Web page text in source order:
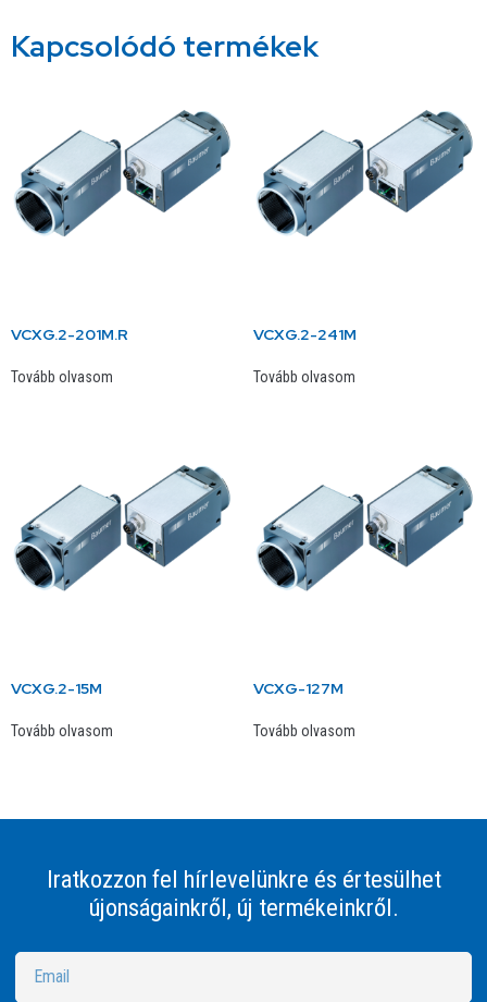
Kapcsolódó termékek
VCXG.2-201M.R
Tovább olvasom
VCXG.2-241M
Tovább olvasom
VCXG.2-15M
Tovább olvasom
VCXG-127M
Tovább olvasom
Iratkozzon fel hírlevelünkre és értesülhet
újonságainkről, új termékeinkről.